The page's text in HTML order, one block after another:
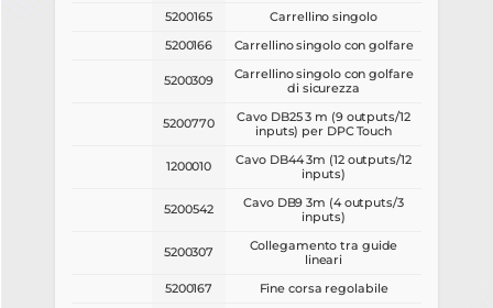
5200165
Carrellino singolo
5200166
Carrellino singolo con golfare
5200309
Carrellino singolo con golfare
di sicurezza
5200770
Cavo DB25 3 m (9 outputs/12
inputs) per DPC Touch
1200010
Cavo DB44 3m (12 outputs/12
inputs)
5200542
Cavo DB9 3m (4 outputs/3
inputs)
5200307
Collegamento tra guide
lineari
5200167
Fine corsa regolabile